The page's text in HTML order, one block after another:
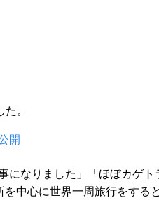
。
開
になりました」「ほぼカゲト
中心に世界一周旅行をする